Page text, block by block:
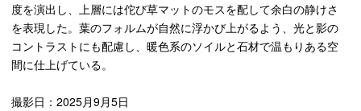
度を演出し、上層には佗び草マットのモスを配して余白の静けさ
を表現した。葉のフォルムが自然に浮かび上がるよう、光と影の
コントラストにも配慮し、暖色系のソイルと石材で温もりある空
間に仕上げている。
撮影日：2025月9月5日